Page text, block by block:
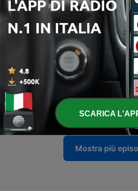
24598 - Le notizie del 07 agosto 2026
Le notizie del 06 agosto 2026
24596 Le notizie del 06 agosto 2026
06 Ago 2026
24595 - Le notizie del 06 agosto 2026
06 Ago 2026
Mostra più
SCARICA